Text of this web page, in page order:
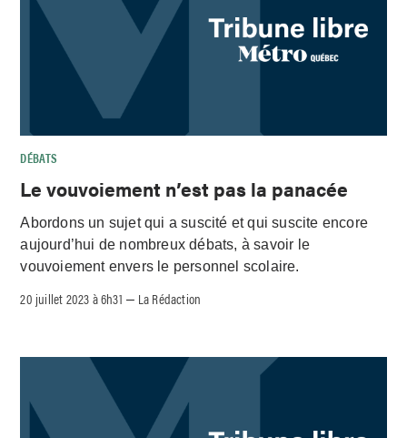
DÉBATS
Le vouvoiement n’est pas la panacée
Abordons un sujet qui a suscité et qui suscite encore
aujourd’hui de nombreux débats, à savoir le
vouvoiement envers le personnel scolaire.
20 juillet 2023 à 6h31 – La Rédaction